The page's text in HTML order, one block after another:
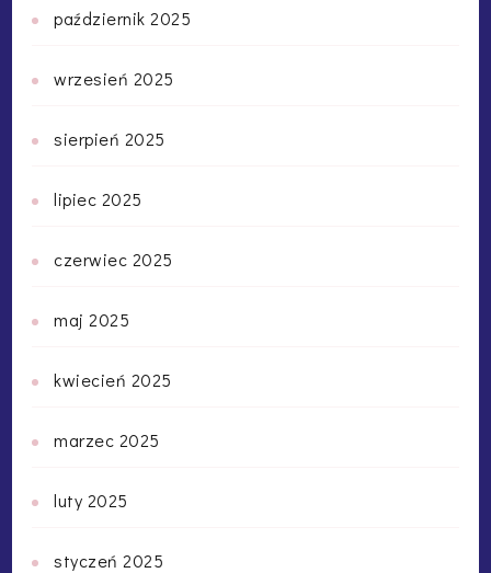
październik 2025
wrzesień 2025
sierpień 2025
lipiec 2025
czerwiec 2025
maj 2025
kwiecień 2025
marzec 2025
luty 2025
styczeń 2025